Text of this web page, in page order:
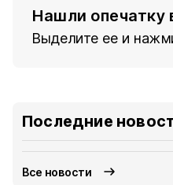
Нашли опечатку
Выделите ее и
Последние
Все новости